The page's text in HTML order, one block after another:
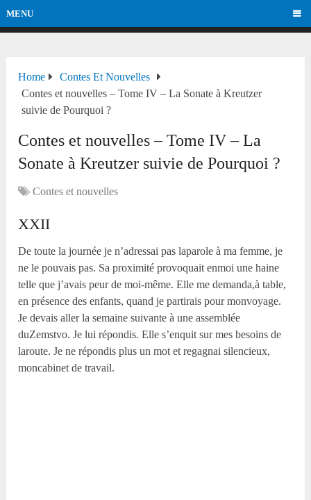
MENU
Home
Contes Et Nouvelles
Contes et nouvelles – Tome IV – La Sonate à Kreutzer
suivie de Pourquoi ?
Contes et nouvelles – Tome IV – La
Sonate à Kreutzer suivie de Pourquoi ?
Contes et nouvelles
XXII
De toute la journée je n’adressai pas laparole à ma femme, je
ne le pouvais pas. Sa proximité provoquait enmoi une haine
telle que j’avais peur de moi-même. Elle me demanda,à table,
en présence des enfants, quand je partirais pour monvoyage.
Je devais aller la semaine suivante à une assemblée
duZemstvo. Je lui répondis. Elle s’enquit sur mes besoins de
laroute. Je ne répondis plus un mot et regagnai silencieux,
moncabinet de travail.